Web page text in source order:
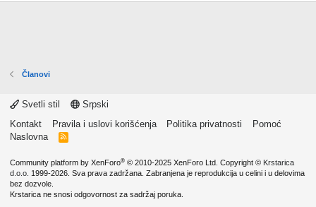
Članovi
Svetli stil
Srpski
Kontakt
Pravila i uslovi korišćenja Politika privatnosti
Pomoć
Naslovna
R
Community platform by XenForo® © 2010-2025 XenForo Ltd. Copyright © Krstarica
d.o.o. 1999-2026. Sva prava zadržana. Zabranjena je reprodukcija u celini i u delovima
bez dozvole.
Krstarica ne snosi odgovornost za sadržaj poruka.